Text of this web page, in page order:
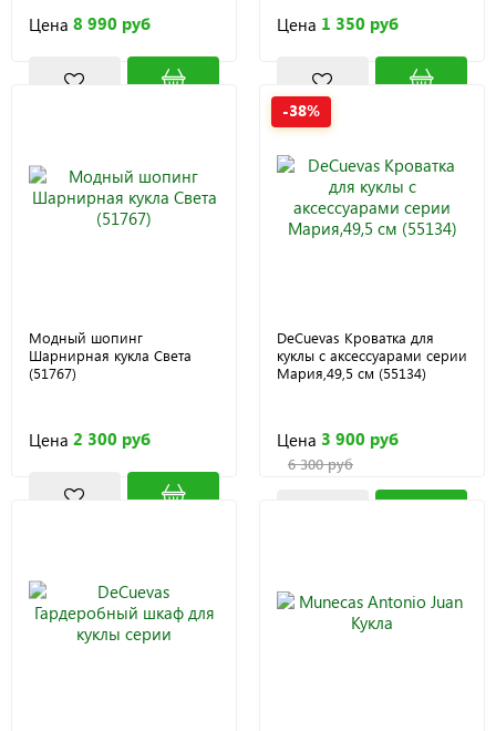
Цена 8 990 руб Цена 1 350 руб
Модный шопинг
Шарнирная кукла Света
(51767)
Цена 2 300 руб
-38%
DeCuevas Кроватка для
куклы с аксессуарами серии
Мария,49,5 см (55134)
Цена 3 900 руб
6 300 руб